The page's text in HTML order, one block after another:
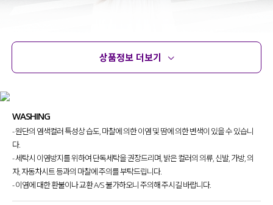
상품정보 더보기
WASHING
- 원단의 염색컬러 특성상 습도, 마찰에 의한 이염 및 땀에 의한 변색이 있을 수 있습니
다.
- 세탁시 이염방지를 위하여 단독세탁을 권장드리며, 밝은 컬러의 의류, 신발, 가방, 의
자, 자동차시트 등과의 마찰에 주의를 부탁드립니다.
- 이염에 대한 환불이나 교환 A/S 불가하오니 주의해 주시길 바랍니다.